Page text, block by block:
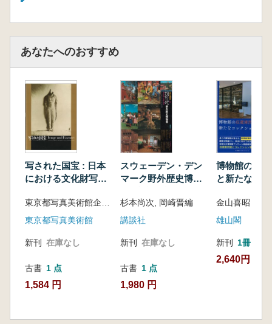
あなたへのおすすめ
写された国宝 : 日本
における文化財写真
東京都写真美術館企画・監修
東京都写真美術館
新刊 在庫なし
古書 1 点
1,584 円
スウェーデン・デン
マーク野外歴史博物
の民家
杉本尚次, 岡崎晋編
講談社
新刊 在庫なし
古書 1 点
1,980 円
博物館の収
と新たなコ
金山喜昭 編集
雄山閣
新刊 1冊
2,640円